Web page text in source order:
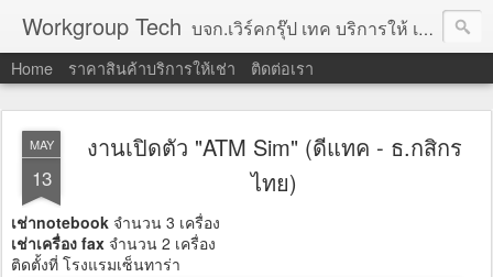
Workgroup Tech บจก.เวิร์คกรุ๊ป เทค บริการให้ เช่าคอมพิวเตอร์ โน้ตบุ๊ค โปรเจคเตอร์ ทีวีจอแบน จอทัชสกรีน ตู้คีออส วีดีโอวอล และอุปกรณ์อื่น ๆ บริการให้เช่าเป็น รายวัน
Home ราคาสินค้าบริการให้เช่า ติดต่อเรา
MAY
13
งานเปิดตัว "ATM Sim" (ดีแทค - ธ.กสิกร
ไทย)
เช่าnotebook จำนวน 3 เครื่อง
เช่าเครื่อง fax จำนวน 2 เครื่อง
ติดตั้งที่ โรงแรมเซ็นทาร่า